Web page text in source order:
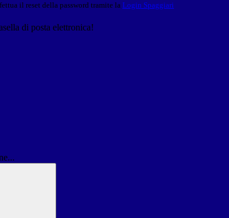
il reset della password tramite la Login Spaggiari
di posta elettronica!